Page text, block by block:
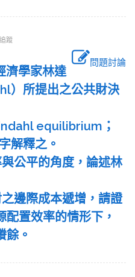
蹤
問題討論
濟學家林達
）所提出之公共財決
equilibrium；
解釋之。
公平的角度，論述林
邊際成本遞增，請證
置效率的情形下，
餘。